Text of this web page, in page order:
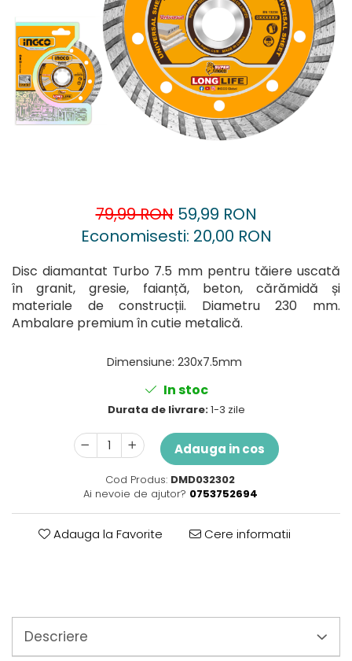
Accesorii pentru oberfreză
Mașini de șlefuit
Măști de sudură
Nivele cu bulă
Nivelă laser
Picamere
Căni
Drujbă
Accesorii pentru drujbă
Echipamente de protecție
Grătare și accesorii
Instalații sanitare
Mașină de tocat carne
Mori electrice
Oale și vase de gătit
Presostate/Regulatoare de
Prelate și Folii de Protecție
Rindele electrice
Compresoare aer
79,99 RON 59,99 RON
Economisesti: 20,00 RON
Disc diamantat Turbo 7.5 mm pentru tăiere uscată
în granit, gresie, faianță, beton, cărămidă și
materiale de construcții. Diametru 230 mm.
Ambalare premium în cutie metalică.
Dimensiune: 230x7.5mm
In stoc
Durata de livrare:1-3 zile
Adauga in cos
Cod Produs: DMD032302
Ai nevoie de ajutor? 0753752694
Adauga la Favorite Cere informatii
Descriere